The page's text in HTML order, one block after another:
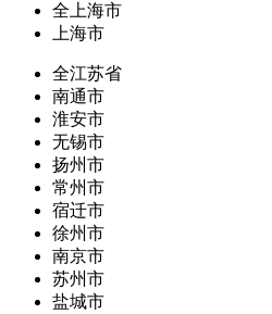
全上海市
上海市
全江苏省
南通市
淮安市
无锡市
扬州市
常州市
宿迁市
徐州市
南京市
苏州市
盐城市